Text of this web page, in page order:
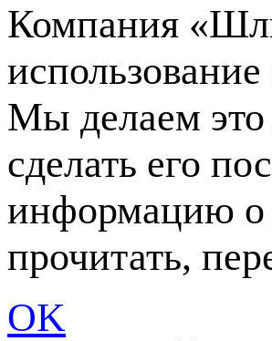
Компания
Мы делаем это
сделать его
информацию о
прочитать,
OK